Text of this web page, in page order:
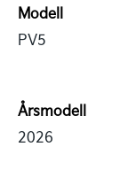
Modell
PV5
Årsmodell
2026